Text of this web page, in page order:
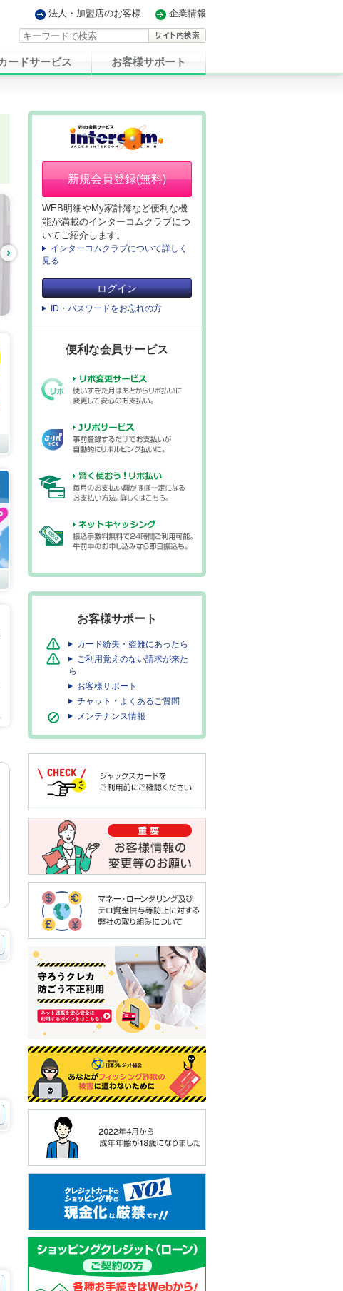
ードサービス お客様サポート
法人・加盟店のお客様 企業情報
新規会員登録(無料)
WEB明細やMy家計簿など便利な機
能が満載のインターコムクラブにつ
いてご紹介します。
インターコムクラブについて詳しく
見る
ログイン
ID・パスワードをお忘れの方
便利な会員サービス
お客様サポート
カード紛失・盗難にあったら
ご利用覚えのない請求が来た
ら
お客様サポート
チャット・よくあるご質問
メンテナンス情報
次へ